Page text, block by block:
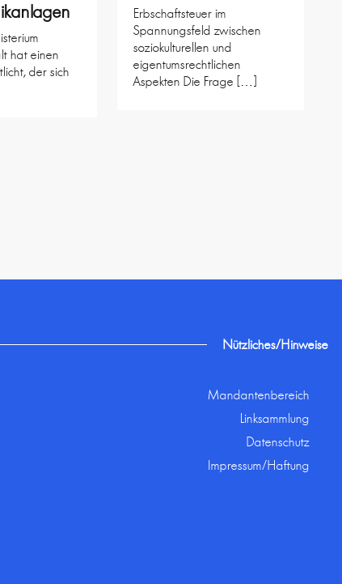
hat einen
der sich
Erbschaftsteuer im
Spannungsfeld zwischen
soziokulturellen und
eigentumsrechtlichen
Aspekten Die Frage […]
Nützliches/Hinweise
Mandantenbereich
Linksammlung
Datenschutz
Impressum/Haftung